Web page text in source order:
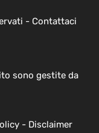
- Contattaci
sono gestite da
- Disclaimer